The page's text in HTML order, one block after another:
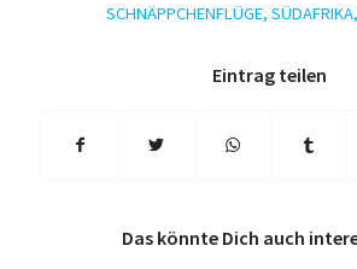
SCHNÄPPCHENFLÜGE, SÜDAFRIKA,
Eintrag teilen
Das könnte Dich auch